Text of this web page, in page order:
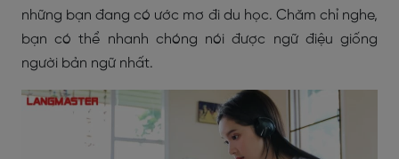
những bạn đang có ước mơ đi du học. Chăm chỉ nghe,
bạn có thể nhanh chóng nói được ngữ điệu giống
người bản ngữ nhất.